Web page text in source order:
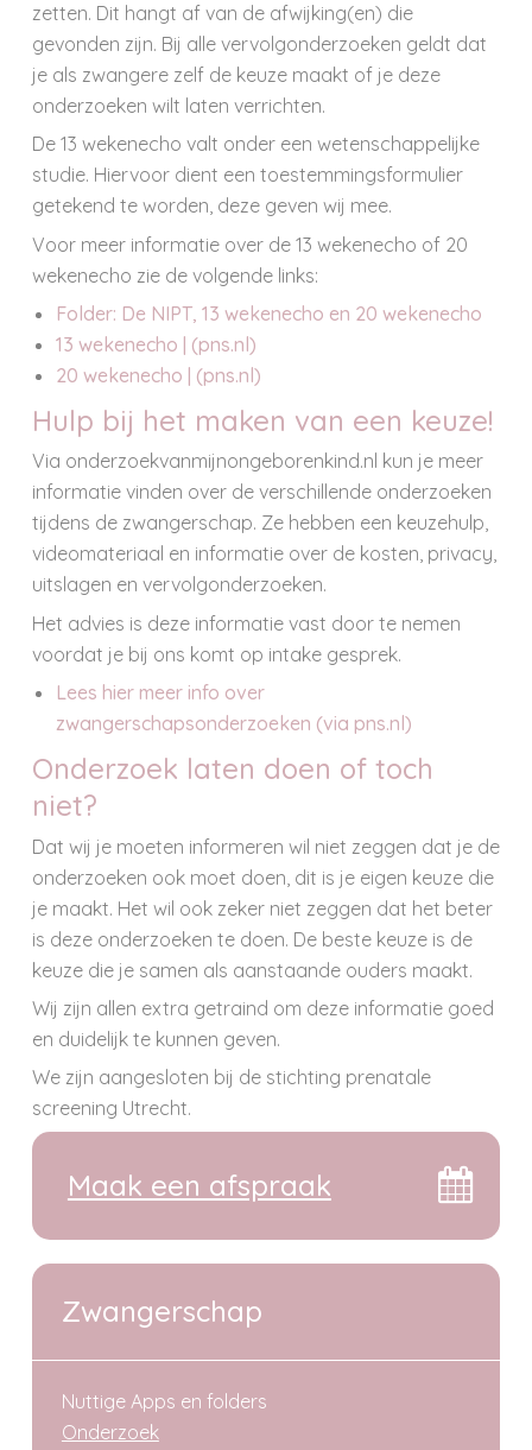
Maak een afspraak
Zwangerschap
Nuttige Apps en folders
Onderzoek
zetten. Dit hangt af van de afwijking(en) die
gevonden zijn. Bij alle vervolgonderzoeken geldt dat
je als zwangere zelf de keuze maakt of je deze
onderzoeken wilt laten verrichten.
De 13 wekenecho valt onder een wetenschappelijke
studie. Hiervoor dient een toestemmingsformulier
getekend te worden, deze geven wij mee.
Voor meer informatie over de 13 wekenecho of 20
wekenecho zie de volgende links:
Folder: De NIPT, 13 wekenecho en 20 wekenecho
13 wekenecho | (pns.nl)
20 wekenecho | (pns.nl)
Hulp bij het maken van een keuze!
Via onderzoekvanmijnongeborenkind.nl kun je meer
informatie vinden over de verschillende onderzoeken
tijdens de zwangerschap. Ze hebben een keuzehulp,
videomateriaal en informatie over de kosten, privacy,
uitslagen en vervolgonderzoeken.
Het advies is deze informatie vast door te nemen
voordat je bij ons komt op intake gesprek.
Lees hier meer info over
zwangerschapsonderzoeken (via pns.nl)
Onderzoek laten doen of toch
niet?
Dat wij je moeten informeren wil niet zeggen dat je de
onderzoeken ook moet doen, dit is je eigen keuze die
je maakt. Het wil ook zeker niet zeggen dat het beter
is deze onderzoeken te doen. De beste keuze is de
keuze die je samen als aanstaande ouders maakt.
Wij zijn allen extra getraind om deze informatie goed
en duidelijk te kunnen geven.
We zijn aangesloten bij de stichting prenatale
screening Utrecht.